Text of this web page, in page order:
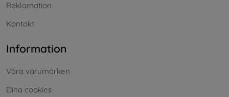
Reklamation
Kontakt
Information
Våra varumärken
Dina cookies